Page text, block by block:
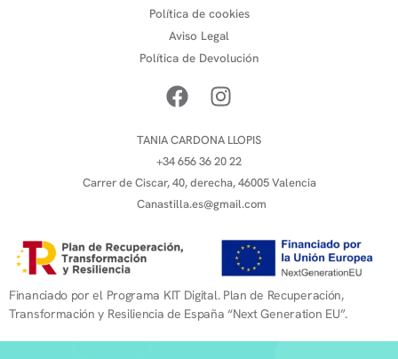
Política de cookies
Aviso Legal
Política de Devolución
TANIA CARDONA LLOPIS
+34 656 36 20 22
Carrer de Ciscar, 40, derecha, 46005 Valencia
Canastilla.es@gmail.com
Financiado por el Programa KIT Digital. Plan de Recuperación,
Transformación y Resiliencia de España “Next Generation EU”.